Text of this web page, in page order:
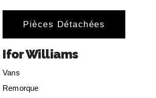
Pièces Détachées
Ifor Williams
Vans
Remorque